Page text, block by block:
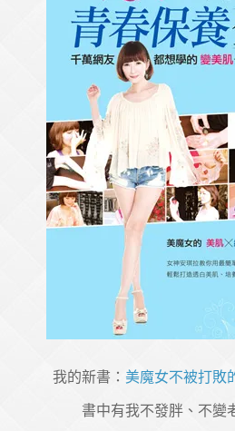
我的新書： 美魔女不被打敗
書中有我不發胖、不變